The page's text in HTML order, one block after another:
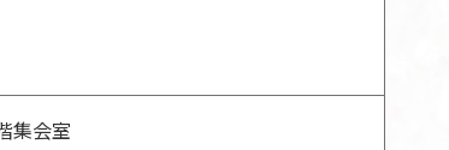
集会室